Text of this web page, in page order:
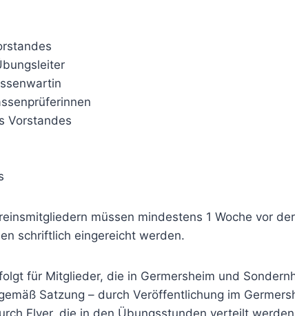
Vorstandes
müssen mindestens 1 Woche vor
schriftlich eingereicht werden.
für Mitglieder, die in Germersheim und
Satzung – durch Veröffentlichung im